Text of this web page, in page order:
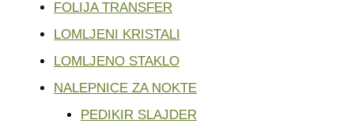
FOLIJA TRANSFER
LOMLJENI KRISTALI
LOMLJENO STAKLO
NALEPNICE ZA NOKTE
PEDIKIR SLAJDER